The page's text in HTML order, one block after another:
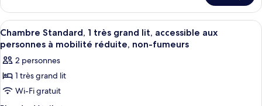
chambre :
Chambre
Standard,
1
très
grand
lit,
le
type
de
chambre
Chambre
Standard,
grand
Afficher
toutes
les
photos
pour
ce
Une chambre d’hôtel avec un lit, un
20
Chambre Standard, 1 très grand lit, accessible aux
personnes à mobilité réduite, non-fumeurs
2 personnes
1 très grand lit
Wi-Fi gratuit